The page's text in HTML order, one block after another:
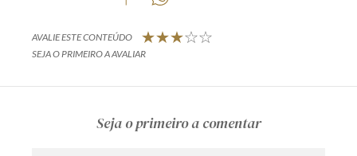
AVALIE ESTE CONTEÚDO
SEJA O PRIMEIRO A AVALIAR
Seja o primeiro a comentar